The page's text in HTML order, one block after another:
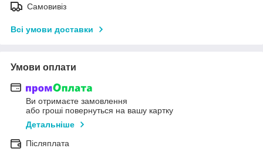
Самовивіз
Всі умови доставки
Умови оплати
Ви отримаєте замовлення
або гроші повернуться на вашу картку
Детальніше
Післяплата